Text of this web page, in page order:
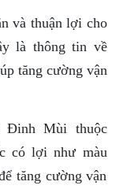
và thuận lợi cho
là thông tin về
tăng cường vận
Đinh Mùi thuộc
có lợi như màu
tăng cường vận